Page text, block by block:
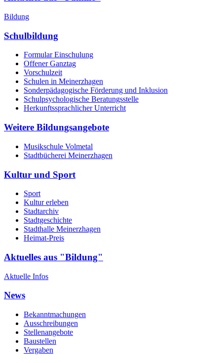
Bildung
Schulbildung
Formular Einschulung
Offener Ganztag
Vorschulzeit
Schulen in Meinerzhagen
Sonderpädagogische Förderung und Inklusion
Schulpsychologische Beratungsstelle
Herkunftssprachlicher Unterricht
Weitere Bildungsangebote
Musikschule Volmetal
Stadtbücherei Meinerzhagen
Kultur und Sport
Sport
Kultur erleben
Stadtarchiv
Stadtgeschichte
Stadthalle Meinerzhagen
Heimat-Preis
Aktuelles aus "Bildung"
Aktuelle Infos
News
Bekanntmachungen
Ausschreibungen
Stellenangebote
Baustellen
Vergaben